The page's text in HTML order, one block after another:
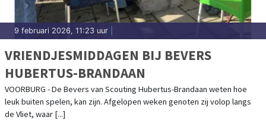
9 februari 2026, 11:23 uur
VRIENDJESMIDDAGEN BIJ BEVERS
HUBERTUS-BRANDAAN
VOORBURG - De Bevers van Scouting Hubertus-Brandaan weten hoe
leuk buiten spelen, kan zijn. Afgelopen weken genoten zij volop langs
de Vliet, waar [...]